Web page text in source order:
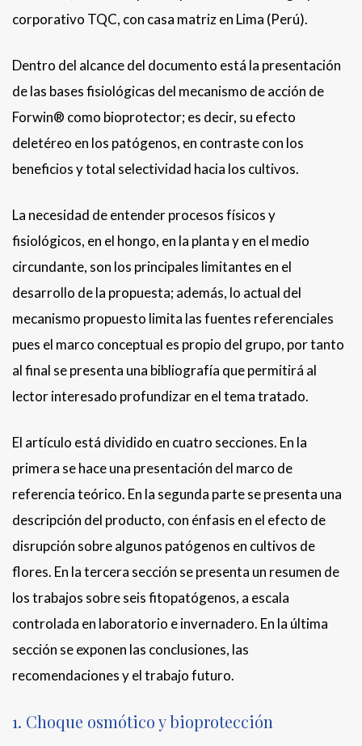
corporativo TQC, con casa matriz en Lima (Perú).
Dentro del alcance del documento está la presentación
de las bases fisiológicas del mecanismo de acción de
Forwin® como bioprotector; es decir, su efecto
deletéreo en los patógenos, en contraste con los
beneficios y total selectividad hacia los cultivos.
La necesidad de entender procesos físicos y
fisiológicos, en el hongo, en la planta y en el medio
circundante, son los principales limitantes en el
desarrollo de la propuesta; además, lo actual del
mecanismo propuesto limita las fuentes referenciales
pues el marco conceptual es propio del grupo, por tanto
al final se presenta una bibliografía que permitirá al
lector interesado profundizar en el tema tratado.
El artículo está dividido en cuatro secciones. En la
primera se hace una presentación del marco de
referencia teórico. En la segunda parte se presenta una
descripción del producto, con énfasis en el efecto de
disrupción sobre algunos patógenos en cultivos de
flores. En la tercera sección se presenta un resumen de
los trabajos sobre seis fitopatógenos, a escala
controlada en laboratorio e invernadero. En la última
sección se exponen las conclusiones, las
recomendaciones y el trabajo futuro.
1. Choque osmótico y bioprotección